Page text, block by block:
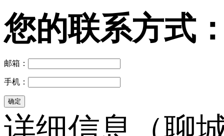
您的联系方式
邮箱：
手机：